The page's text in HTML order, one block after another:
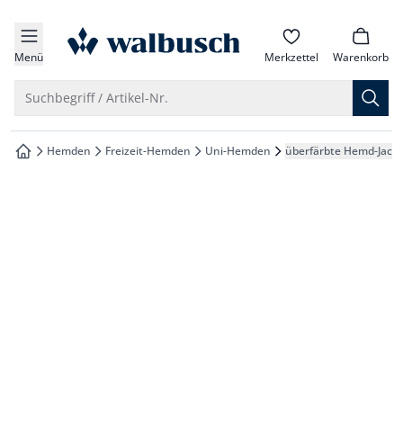
springen
springen
springen
springen
Menü zur Startseite Merkzettel Warenkorb
Suchbegriff / Artikel-Nr.
zur Startseite
Hemden Freizeit-Hemden Uni-Hemden überfärbte Hemd-